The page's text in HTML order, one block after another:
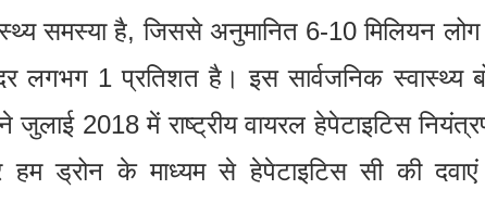
समस्या है, जिससे अनुमानित 6-10 मिलियन लोग
लगभग 1 प्रतिशत है। इस सार्वजनिक स्वास्थ्य
2018 में राष्ट्रीय वायरल हेपेटाइटिस
ड्रोन के माध्यम से हेपेटाइटिस सी की